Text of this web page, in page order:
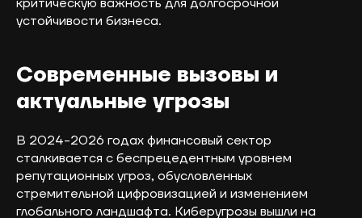
устойчивости бизнеса.
Современные вызовы и
актуальные угрозы
В 2024-2026 годах финансовый сектор
сталкивается с беспрецедентным уровнем
репутационных угроз, обусловленных
стремительной цифровизацией и изменением
глобального ландшафта. Киберугрозы вышли на